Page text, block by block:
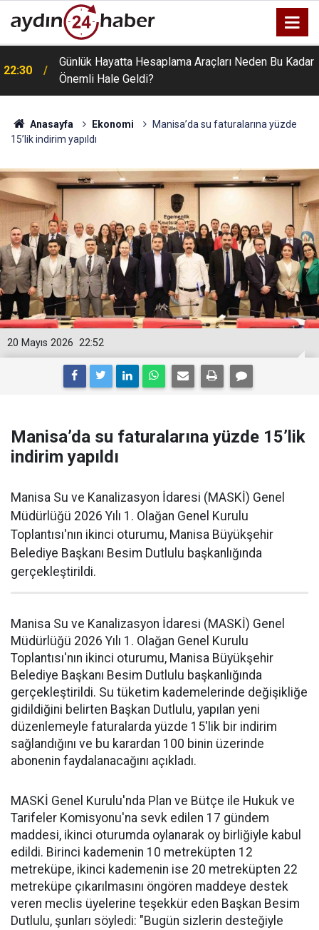
22:30
Günlük Hayatta Hesaplama Araçları Neden Bu Kadar
Önemli Hale Geldi?
Anasayfa Ekonomi
Manisa’da su faturalarına yüzde
15’lik indirim yapıldı
22:52
20 Mayıs 2026
Manisa’da su faturalarına yüzde 15’lik
indirim yapıldı
Manisa Su ve Kanalizasyon İdaresi (MASKİ) Genel
Müdürlüğü 2026 Yılı 1. Olağan Genel Kurulu
Toplantısı'nın ikinci oturumu, Manisa Büyükşehir
Belediye Başkanı Besim Dutlulu başkanlığında
gerçekleştirildi.
Manisa Su ve Kanalizasyon İdaresi (MASKİ) Genel
Müdürlüğü 2026 Yılı 1. Olağan Genel Kurulu
Toplantısı'nın ikinci oturumu, Manisa Büyükşehir
Belediye Başkanı Besim Dutlulu başkanlığında
gerçekleştirildi. Su tüketim kademelerinde değişikliğe
gidildiğini belirten Başkan Dutlulu, yapılan yeni
düzenlemeyle faturalarda yüzde 15'lik bir indirim
sağlandığını ve bu karardan 100 binin üzerinde
abonenin faydalanacağını açıkladı.
MASKİ Genel Kurulu'nda Plan ve Bütçe ile Hukuk ve
Tarifeler Komisyonu'na sevk edilen 17 gündem
maddesi, ikinci oturumda oylanarak oy birliğiyle kabul
edildi. Birinci kademenin 10 metreküpten 12
metreküpe, ikinci kademenin ise 20 metreküpten 22
metreküpe çıkarılmasını öngören maddeye destek
veren meclis üyelerine teşekkür eden Başkan Besim
Dutlulu, şunları söyledi: "Bugün sizlerin desteğiyle